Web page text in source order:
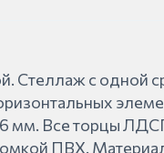
Стеллаж с одной
мм. Все торцы
ПВХ.